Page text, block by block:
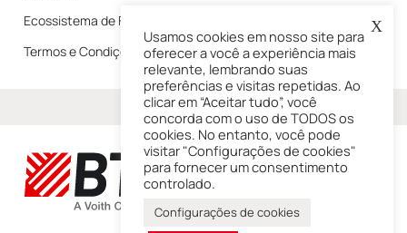
Ecossistema de Fornecedores
Termos e Condições
Mais
X
Usamos cookies em nosso site para
oferecer a você a experiência mais
relevante, lembrando suas
preferências e visitas repetidas. Ao
clicar em “Aceitar tudo”, você
concorda com o uso de TODOS os
cookies. No entanto, você pode
visitar "Configurações de cookies"
para fornecer um consentimento
controlado.
Configurações de cookies